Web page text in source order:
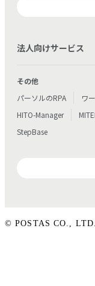
法人向けサービス
その他
パーソルのRPA
ワ
HITO-Manager
StepBase
© POSTAS CO., LTD.